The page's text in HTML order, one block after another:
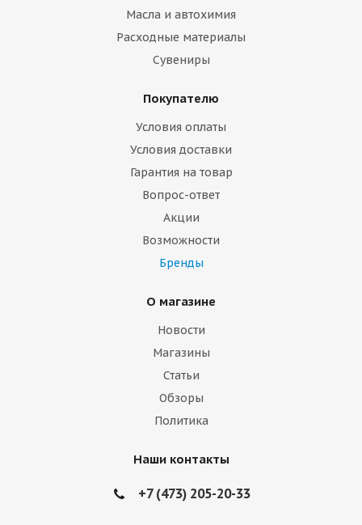
Масла и автохимия
Расходные материалы
Сувениры
Покупателю
Условия оплаты
Условия доставки
Гарантия на товар
Вопрос-ответ
Акции
Возможности
Бренды
О магазине
Новости
Магазины
Статьи
Обзоры
Политика
Наши контакты
+7 (473) 205-20-33